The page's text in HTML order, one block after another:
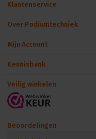
Klantenservice
Over Podiumtechniek
Mijn Account
Kennisbank
Veilig winkelen
Beoordelingen